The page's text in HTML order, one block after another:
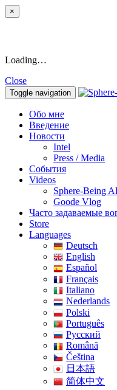
×
Loading…
Close
Toggle navigation
Обо мне
Введение
Новости
Intel
Press / Media
События
Videos
Sphere-Being
Goode Vlog
Часто задаваемые
Store
Languages
Deutsch
English
Español
Français
Italiano
Nederlands
Polski
Português
Pусский
Română
Čeština
日本語
简体中文